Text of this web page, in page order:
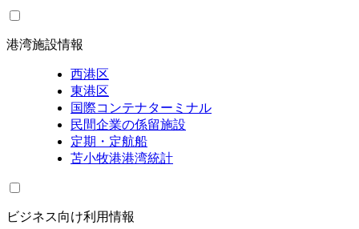
港湾施設情報
西港区
東港区
国際コンテナターミナル
民間企業の係留施設
定期・定航船
苫小牧港港湾統計
ビジネス向け利用情報